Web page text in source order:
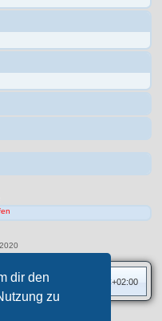
dir den
zu
Alle Zeiten sind UTC+02:00